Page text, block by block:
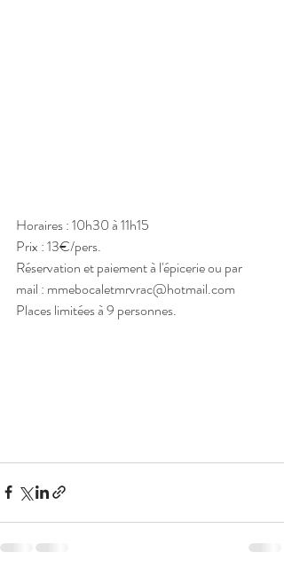
Horaires : 10h30 à 11h15
Prix : 13€/pers.
Réservation et paiement à l'épicerie ou par
mail : mmebocaletmrvrac@hotmail.com
Places limitées à 9 personnes.